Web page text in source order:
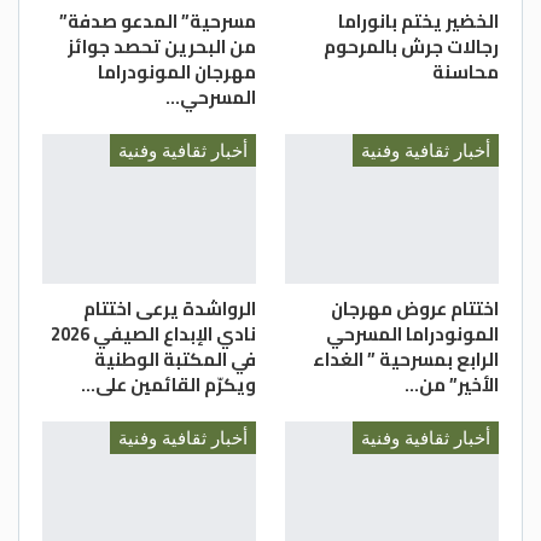
الخضير يختم بانوراما
رجالات جرش بالمرحوم
محاسنة
مسرحية” المدعو صدفة”
من البحرين تحصد جوائز
مهرجان المونودراما
المسرحي…
أخبار ثقافية وفنية
اختتام عروض مهرجان
المونودراما المسرحي
الرابع بمسرحية ” الغداء
الأخير” من…
أخبار ثقافية وفنية
الرواشدة يرعى اختتام
نادي الإبداع الصيفي 2026
في المكتبة الوطنية
ويكرّم القائمين على…
أخبار ثقافية وفنية أخبار ثقافية وفنية